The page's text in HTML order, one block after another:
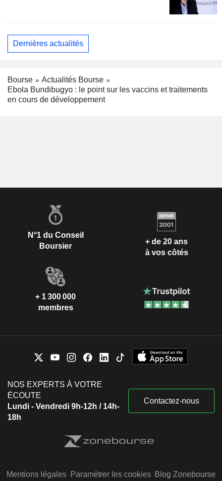
Dernières actualités
Bourse
Actualités Bourse
Ebola Bundibugyo : le point sur les vaccins et traitements
en cours de développement
N°1 du Conseil
Boursier
+ de 20 ans
à vos côtés
+ 1 300 000
membres
NOS EXPERTS À VOTRE
ÉCOUTE
Lundi - Vendredi 9h-12h / 14h-
18h
Contactez-nous
Mentions légales Paramétrer les cookies Blog Zonebourse